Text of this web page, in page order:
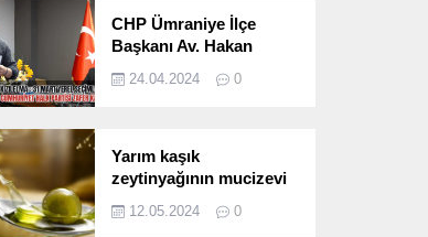
CHP Ümraniye İlçe
Başkanı Av. Hakan
Seçimlerini
24.04.2024 0
Yarım kaşık
zeytinyağının mucizevi
12.05.2024 0